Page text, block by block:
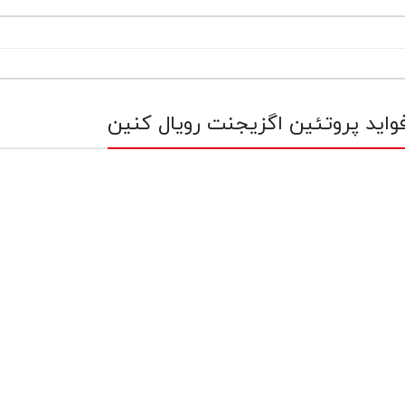
پروتئین اگزیجنت رویال کنین